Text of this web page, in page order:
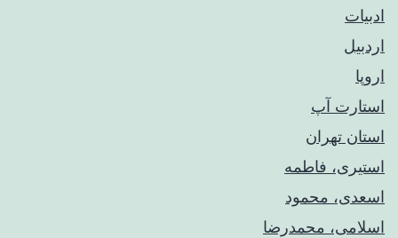
ادبیات
اردبیل
اروپا
استارت آپ
استان تهران
استیری، فاطمه
اسعدی، محمود
اسلامی، محمدرضا